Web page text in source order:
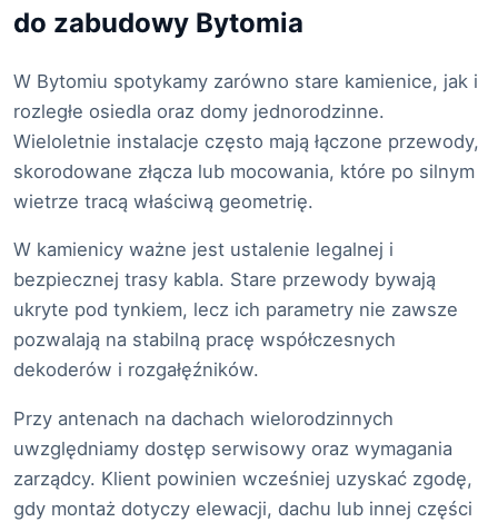
do zabudowy Bytomia
W Bytomiu spotykamy zarówno stare kamienice, jak i
rozległe osiedla oraz domy jednorodzinne.
Wieloletnie instalacje często mają łączone przewody,
skorodowane złącza lub mocowania, które po silnym
wietrze tracą właściwą geometrię.
W kamienicy ważne jest ustalenie legalnej i
bezpiecznej trasy kabla. Stare przewody bywają
ukryte pod tynkiem, lecz ich parametry nie zawsze
pozwalają na stabilną pracę współczesnych
dekoderów i rozgałęźników.
Przy antenach na dachach wielorodzinnych
uwzględniamy dostęp serwisowy oraz wymagania
zarządcy. Klient powinien wcześniej uzyskać zgodę,
gdy montaż dotyczy elewacji, dachu lub innej części